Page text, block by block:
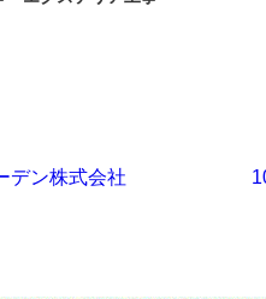
デン株式会社